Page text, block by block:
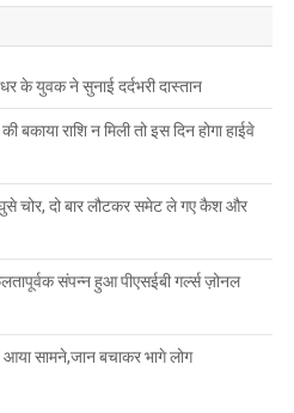
के युवक ने सुनाई दर्दभरी दास्तान
बकाया राशि न मिली तो इस दिन होगा हाईवे
चोर, दो बार लौटकर समेट ले गए कैश और
संपन्न हुआ पीएसईबी गर्ल्स ज़ोनल
आया सामने,जान बचाकर भागे लोग